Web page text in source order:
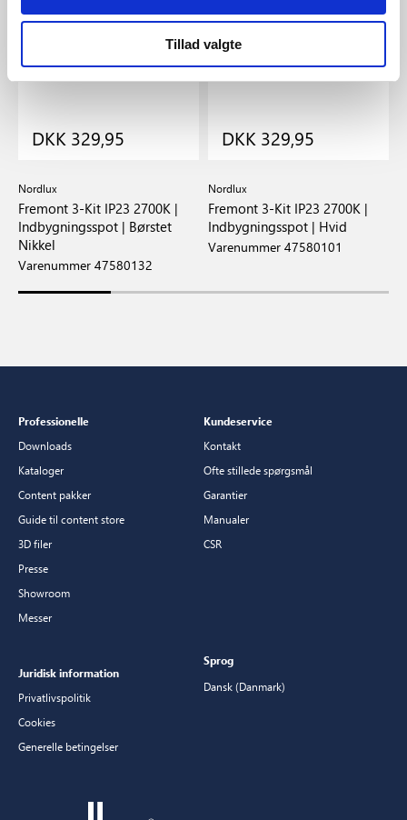
Tillad valgte
DKK 329,95
Nordlux
Fremont 3-Kit IP23 2700K |
Indbygningsspot | Børstet
Nikkel
Varenummer 47580132
DKK 329,95
Nordlux
Fremont 3-Kit IP23 2700K |
Indbygningsspot | Hvid
Varenummer 47580101
Professionelle
Downloads
Kataloger
Content pakker
Guide til content store
3D filer
Presse
Showroom
Messer
Kundeservice
Kontakt
Ofte stillede spørgsmål
Garantier
Manualer
CSR
Juridisk information
Privatlivspolitik
Cookies
Generelle betingelser
Sprog
Dansk (Danmark)